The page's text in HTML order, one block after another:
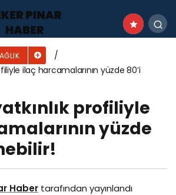
ilaç harcamalarının yüzde 80’i
profiliyle
yüzde
Haber tarafından yayınlandı
dönüşebilir mi?